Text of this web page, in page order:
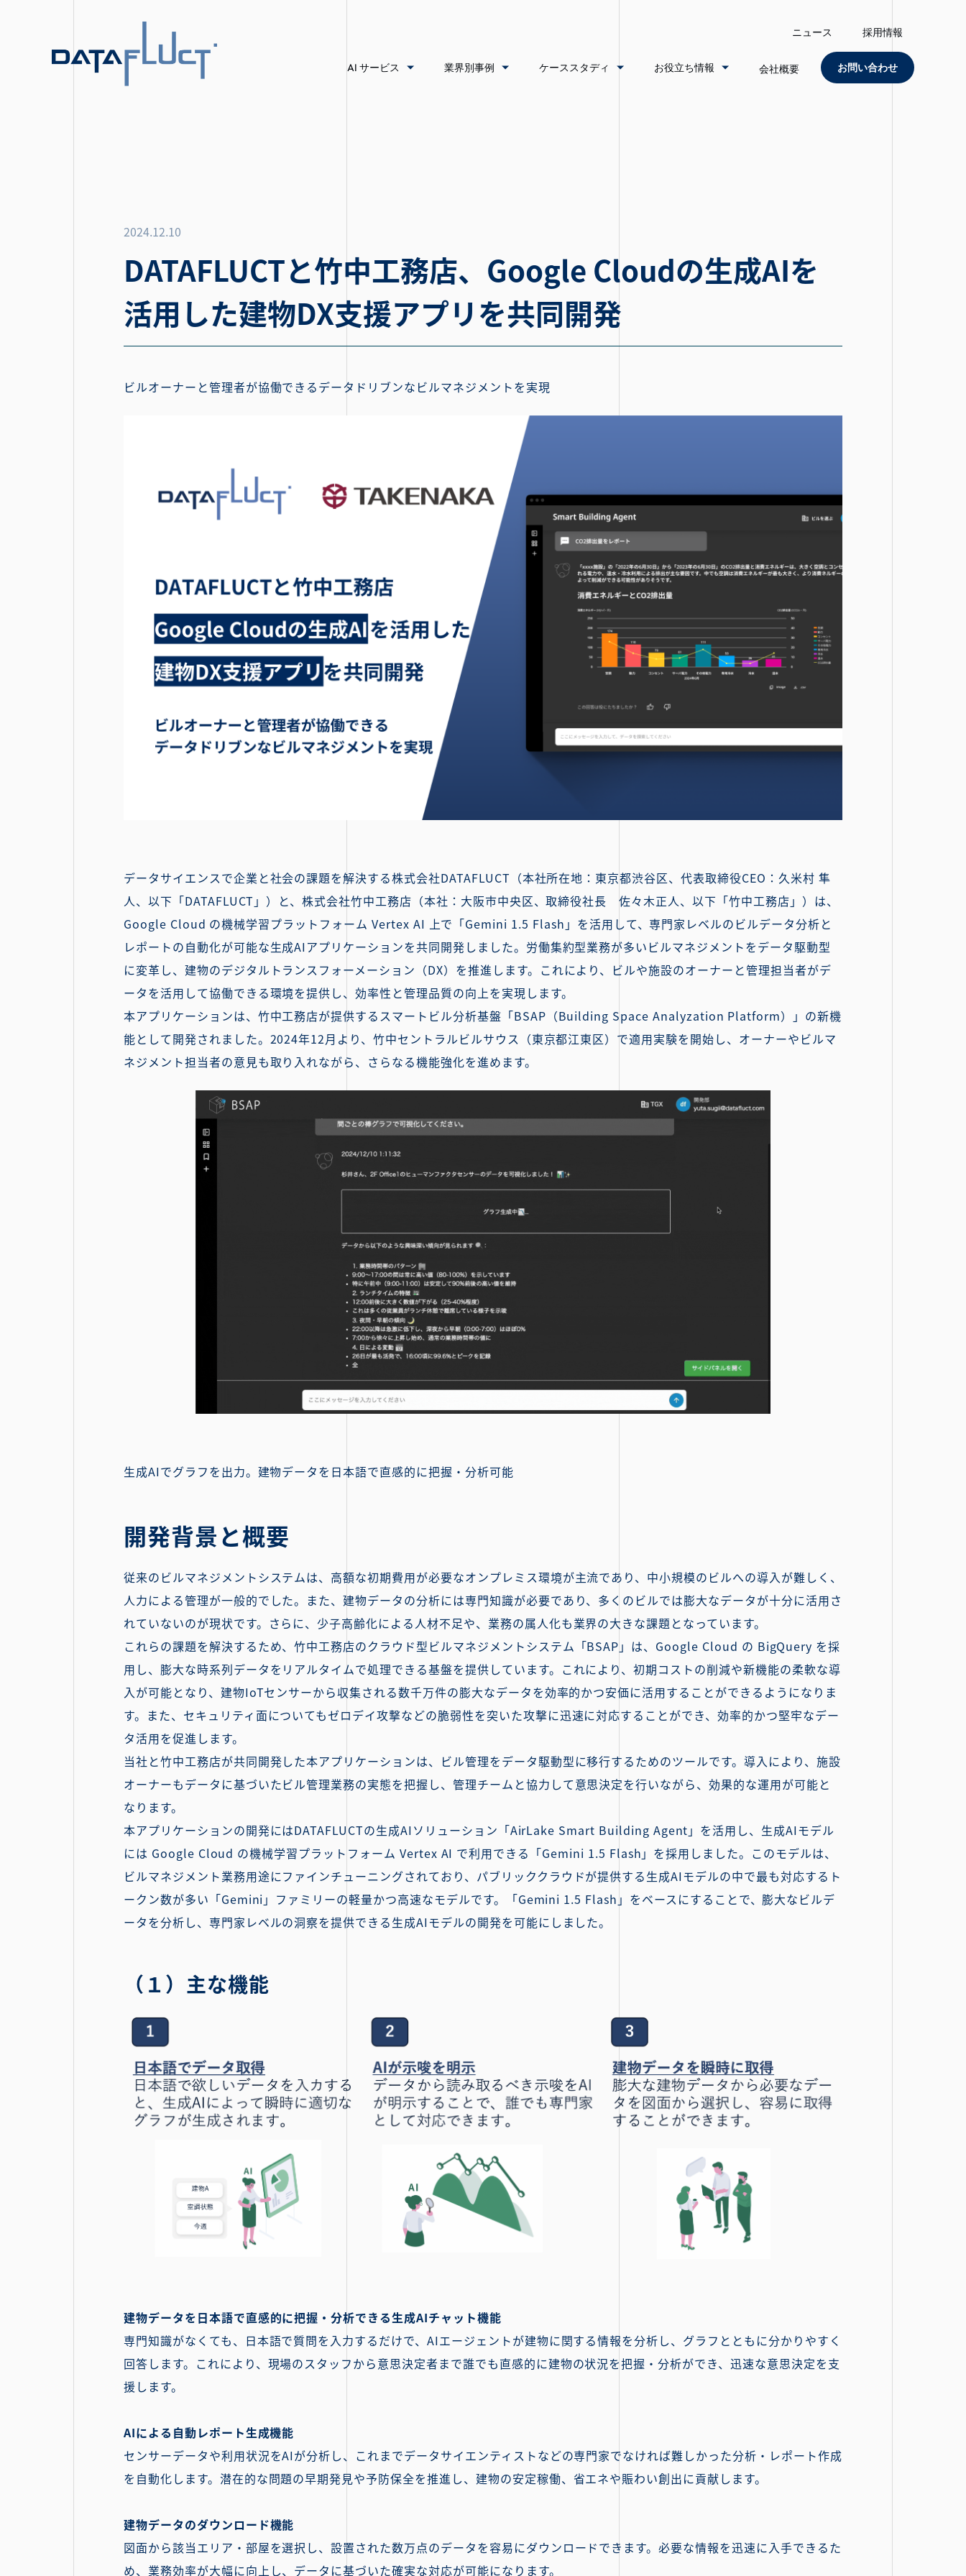
ニュース 採用情報
AI サービス 業界別事例 ケーススタディ お役立ち情報 会社概要 お問い合わせ
2024.12.10
DATAFLUCTと竹中工務店、Google Cloudの生成AIを
活用した建物DX支援アプリを共同開発
ビルオーナーと管理者が協働できるデータドリブンなビルマネジメントを実現
データサイエンスで企業と社会の課題を解決する株式会社DATAFLUCT（本社所在地：東京都渋谷区、代表取締役CEO：久米村 隼
人、以下「DATAFLUCT」）と、株式会社竹中工務店（本社：大阪市中央区、取締役社長 佐々木正人、以下「竹中工務店」）は、
Google Cloud の機械学習プラットフォーム Vertex AI 上で「Gemini 1.5 Flash」を活用して、専門家レベルのビルデータ分析と
レポートの自動化が可能な生成AIアプリケーションを共同開発しました。労働集約型業務が多いビルマネジメントをデータ駆動型
に変革し、建物のデジタルトランスフォーメーション（DX）を推進します。これにより、ビルや施設のオーナーと管理担当者がデ
ータを活用して協働できる環境を提供し、効率性と管理品質の向上を実現します。
本アプリケーションは、竹中工務店が提供するスマートビル分析基盤「BSAP（Building Space Analyzation Platform）」の新機
能として開発されました。2024年12月より、竹中セントラルビルサウス（東京都江東区）で適用実験を開始し、オーナーやビルマ
ネジメント担当者の意見も取り入れながら、さらなる機能強化を進めます。
生成AIでグラフを出力。建物データを日本語で直感的に把握・分析可能
開発背景と概要
従来のビルマネジメントシステムは、高額な初期費用が必要なオンプレミス環境が主流であり、中小規模のビルへの導入が難しく、
人力による管理が一般的でした。また、建物データの分析には専門知識が必要であり、多くのビルでは膨大なデータが十分に活用さ
れていないのが現状です。さらに、少子高齢化による人材不足や、業務の属人化も業界の大きな課題となっています。
これらの課題を解決するため、竹中工務店のクラウド型ビルマネジメントシステム「BSAP」は、Google Cloud の BigQuery を採
用し、膨大な時系列データをリアルタイムで処理できる基盤を提供しています。これにより、初期コストの削減や新機能の柔軟な導
入が可能となり、建物IoTセンサーから収集される数千万件の膨大なデータを効率的かつ安価に活用することができるようになりま
す。また、セキュリティ面についてもゼロデイ攻撃などの脆弱性を突いた攻撃に迅速に対応することができ、効率的かつ堅牢なデー
タ活用を促進します。
当社と竹中工務店が共同開発した本アプリケーションは、ビル管理をデータ駆動型に移行するためのツールです。導入により、施設
オーナーもデータに基づいたビル管理業務の実態を把握し、管理チームと協力して意思決定を行いながら、効果的な運用が可能と
なります。
本アプリケーションの開発にはDATAFLUCTの生成AIソリューション「AirLake Smart Building Agent」を活用し、生成AIモデル
には Google Cloud の機械学習プラットフォーム Vertex AI で利用できる「Gemini 1.5 Flash」を採用しました。このモデルは、
ビルマネジメント業務用途にファインチューニングされており、パブリッククラウドが提供する生成AIモデルの中で最も対応するト
ークン数が多い「Gemini」ファミリーの軽量かつ高速なモデルです。「Gemini 1.5 Flash」をベースにすることで、膨大なビルデ
ータを分析し、専門家レベルの洞察を提供できる生成AIモデルの開発を可能にしました。
（１）主な機能
建物データを日本語で直感的に把握・分析できる生成AIチャット機能
専門知識がなくても、日本語で質問を入力するだけで、AIエージェントが建物に関する情報を分析し、グラフとともに分かりやすく
回答します。これにより、現場のスタッフから意思決定者まで誰でも直感的に建物の状況を把握・分析ができ、迅速な意思決定を支
援します。
AIによる自動レポート生成機能
センサーデータや利用状況をAIが分析し、これまでデータサイエンティストなどの専門家でなければ難しかった分析・レポート作成
を自動化します。潜在的な問題の早期発見や予防保全を推進し、建物の安定稼働、省エネや賑わい創出に貢献します。
建物データのダウンロード機能
図面から該当エリア・部屋を選択し、設置された数万点のデータを容易にダウンロードできます。必要な情報を迅速に入手できるた
め、業務効率が大幅に向上し、データに基づいた確実な対応が可能になります。